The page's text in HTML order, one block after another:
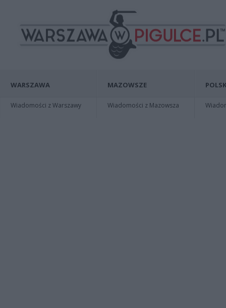
WARSZAWA
Wiadomości z Warszawy
MAZOWSZE
Wiadomości z Mazowsza